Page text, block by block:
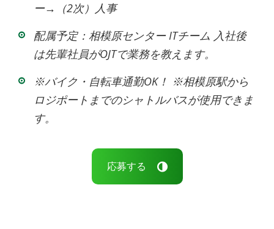
ー→（2次）人事
配属予定：相模原センター ITチーム 入社後
は先輩社員がOJTで業務を教えます。
※バイク・自転車通勤OK！ ※相模原駅から
ロジポートまでのシャトルバスが使用できま
す。
応募する